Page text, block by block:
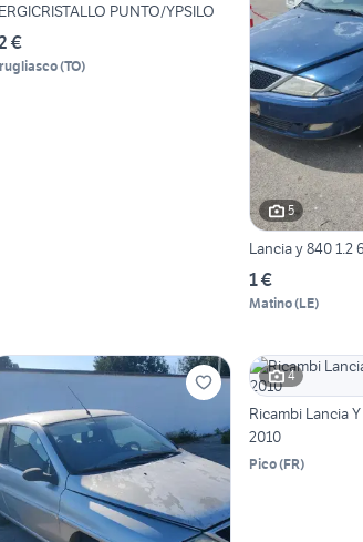
PUNTO/YPSILO
€
(TO)
5
Lancia y 840 1.2
1 €
Matino(LE)
4
Ricambi Lancia
2010
Pico(FR)